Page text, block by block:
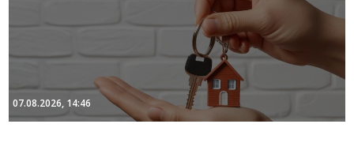
07.08.2026, 14:46